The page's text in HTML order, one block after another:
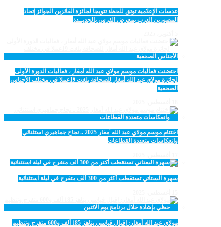
عدسات الإعلامية توتق للحظة تتويجا لجائزة الفائزين الجوائز إتحاد
المصورين العرب بمعرض الفرس بالجديــدة
احتضنت فعاليات موسم مولاي عبد الله أمغار ، فعاليات الدورة الأولى
لجائزة مولاي عبد الله أمغار للصحافة بلغت 19عملا في مختلف الأجناس
الصحفية
اختتام موسم مولاي عبد الله أمغار 2025 .. نجاح جماهيري استثنائي
وانعكاسات متعددة القطاعات
سهرة الستاتي تستقطب أكثر من 300 ألف متفرج في ليلة استثنائية
مولاي عبد الله أمغار: إقبال قياسي يناهز 185 ألف و600 متفرج وتنظيم